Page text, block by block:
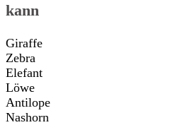
kann
Giraffe
Zebra
Elefant
Löwe
Antilope
Nashorn